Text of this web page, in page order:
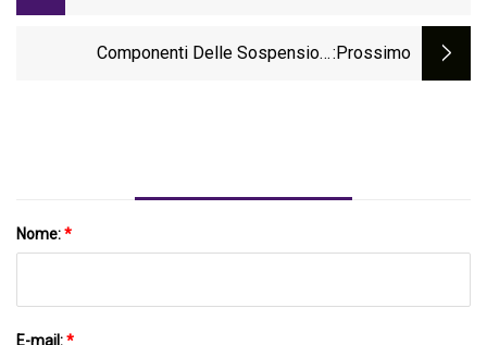
"Hooper V. Tulsa"
Componenti Delle Sospensioni:Prossimo
Nome:*
E-mail:*